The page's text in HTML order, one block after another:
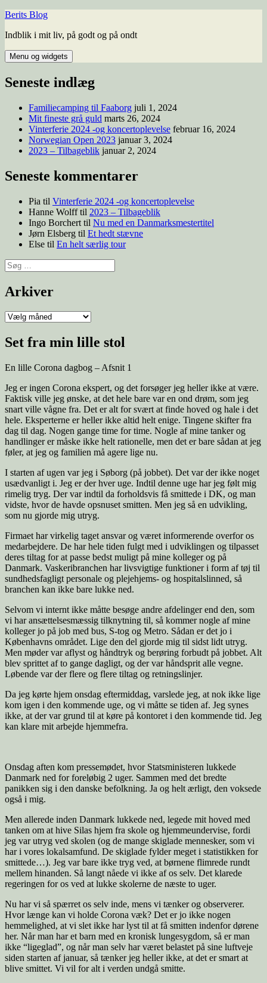
Hop
indhold
Berits Blog
Indblik i mit liv, på godt og på ondt
Menu og widgets
Seneste indlæg
Familiecamping til Faaborg juli 1, 2024
Mit fineste grå guld marts 26, 2024
Vinterferie 2024 -og koncertoplevelse februar 16, 2024
Norwegian Open 2023 januar 3, 2024
2023 – Tilbageblik januar 2, 2024
Seneste kommentarer
Pia til Vinterferie 2024 -og koncertoplevelse
Hanne Wolfftil 2023 – Tilbageblik
Ingo Borchert til Nu med en Danmarksmestertitel
Jørn Elsberg til Et hedt stævne
Else til En helt særlig tour
Søg
efter:
Arkiver
Arkiver
Set fra min lille stol
En lille Corona dagbog – Afsnit 1
Jeg er ingen Corona ekspert, og det forsøger jeg heller ikke at være.
Faktisk ville jeg ønske, at det hele bare var en ond drøm, som jeg
snart ville vågne fra. Det er alt for svært at finde hoved og hale i det
hele. Eksperterne er heller ikke altid helt enige. Tingene skifter fra
dag til dag. Nogen gange time for time. Nogle af mine tanker og
handlinger er måske ikke helt rationelle, men det er bare sådan at jeg
føler, at jeg og familien må agere lige nu.
I starten af ugen var jeg i Søborg (på jobbet). Det var der ikke noget
usædvanligt i. Jeg er der hver uge. Indtil denne uge har jeg følt mig
rimelig tryg. Der var indtil da forholdsvis få smittede i DK, og man
vidste, hvor de havde opsnuset smitten. Men jeg så en udvikling,
som nu gjorde mig utryg.
Firmaet har virkelig taget ansvar og været informerende overfor os
medarbejdere. De har hele tiden fulgt med i udviklingen og tilpasset
deres tiltag for at passe bedst muligt på mine kolleger og på
Danmark. Vaskeribranchen har livsvigtige funktioner i form af tøj til
sundhedsfagligt personale og plejehjems- og hospitalslinned, så
branchen kan ikke bare lukke ned.
Selvom vi internt ikke måtte besøge andre afdelinger end den, som
vi har ansættelsesmæssig tilknytning til, så kommer nogle af mine
kolleger jo på job med bus, S-tog og Metro. Sådan er det jo i
Københavns området. Lige den del gjorde mig til sidst lidt utryg.
Men møder var aflyst og håndtryk og berøring forbudt på jobbet. Alt
blev sprittet af to gange dagligt, og der var håndsprit alle vegne.
Løbende var der flere og flere tiltag og retningslinjer.
Da jeg kørte hjem onsdag eftermiddag, varslede jeg, at nok ikke lige
kom igen i den kommende uge, og vi måtte se tiden af. Jeg synes
ikke, at der var grund til at køre på kontoret i den kommende tid. Jeg
kan klare mit arbejde hjemmefra.
Onsdag aften kom pressemødet, hvor Statsministeren lukkede
Danmark ned for foreløbig 2 uger. Sammen med det bredte
panikken sig i den danske befolkning. Ja og helt ærligt, den voksede
også i mig.
Men allerede inden Danmark lukkede ned, legede mit hoved med
tanken om at hive Silas hjem fra skole og hjemmeundervise, fordi
jeg var utryg ved skolen (og de mange skiglade mennesker, som vi
har i vores lokalsamfund. De skiglade fylder meget i statistikken for
smittede…). Jeg var bare ikke tryg ved, at børnene flimrede rundt
mellem hinanden. Så langt nåede vi ikke af os selv. Det klarede
regeringen for os ved at lukke skolerne de næste to uger.
Nu har vi så spærret os selv inde, mens vi tænker og observerer.
Hvor længe kan vi holde Corona væk? Det er jo ikke nogen
hemmelighed, at vi slet ikke har lyst til at få smitten indenfor dørene
her. Når man har et barn med en kronisk lungesygdom, så er man
ikke “ligeglad”, og når man selv har været belastet på sine luftveje
siden starten af januar, så tænker jeg heller ikke, at det er smart at
blive smittet. Vi vil for alt i verden undgå smitte.